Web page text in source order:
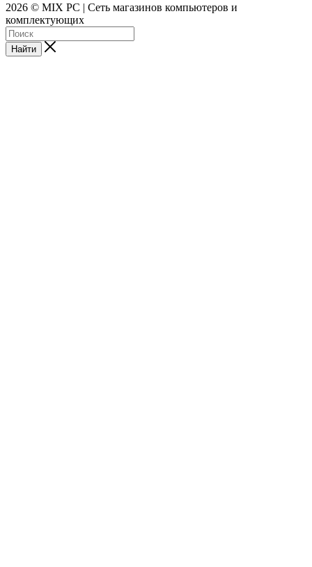
2026 © MIX PC | Сеть магазинов компьютеров и
комплектующих
Найти